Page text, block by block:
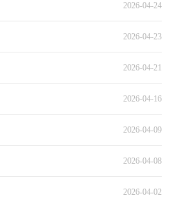
2026-04-24
2026-04-23
2026-04-21
2026-04-16
2026-04-09
2026-04-08
2026-04-02